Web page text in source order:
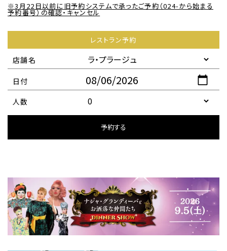
※3月22日以前に旧予約システムで承ったご予約（024-から始まる
予約番号）の確認・キャンセル
レストラン予約
店舗名
日付
人数